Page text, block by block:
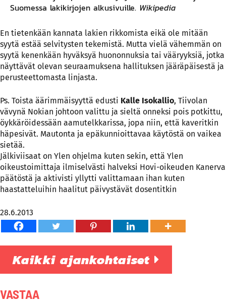
Suomessa lakikirjojen alkusivuille. Wikipedia
En tietenkään kannata lakien rikkomista eikä ole mitään
syytä estää selvitysten tekemistä. Mutta vielä vähemmän on
syytä kenenkään hyväksyä huononnuksia tai vääryyksiä, jotka
näyttävät olevan seuraamuksena hallituksen jääräpäisestä ja
perusteettomasta linjasta.
Ps. Toista äärimmäisyyttä edusti Kalle Isokallio, Tiivolan
vävynä Nokian johtoon valittu ja sieltä onneksi pois potkittu,
öykkäröidessään aamutelkkarissa, jopa niin, että kaveritkin
häpesivät. Mautonta ja epäkunnioittavaa käytöstä on vaikea
sietää.
Jälkiviisaat on Ylen ohjelma kuten sekin, että Ylen
oikeustoimittaja ilmiselvästi halveksi Hovi-oikeuden Kanerva
päätöstä ja aktivisti yllytti valittamaan ihan kuten
haastatteluihin haalitut päivystävät dosentitkin
28.6.2013
Kaikki ajankohtaiset
VASTAA